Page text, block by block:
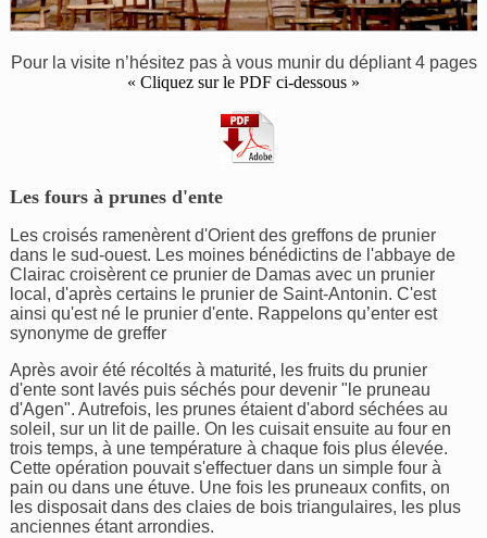
Pour la visite n’hésitez pas à vous munir du dépliant 4 pages
« Cliquez sur le PDF ci-dessous »
Les fours à prunes d'ente
Les croisés ramenèrent d'Orient des greffons de prunier
dans le sud-ouest. Les moines bénédictins de l'abbaye de
Clairac croisèrent ce prunier de Damas avec un prunier
local, d'après certains le prunier de Saint-Antonin. C'est
ainsi qu'est né le prunier d'ente. Rappelons qu’enter est
synonyme de greffer
Après avoir été récoltés à maturité, les fruits du prunier
d'ente sont lavés puis séchés pour devenir "le pruneau
d'Agen". Autrefois, les prunes étaient d'abord séchées au
soleil, sur un lit de paille. On les cuisait ensuite au four en
trois temps, à une température à chaque fois plus élevée.
Cette opération pouvait s'effectuer dans un simple four à
pain ou dans une étuve. Une fois les pruneaux confits, on
les disposait dans des claies de bois triangulaires, les plus
anciennes étant arrondies.